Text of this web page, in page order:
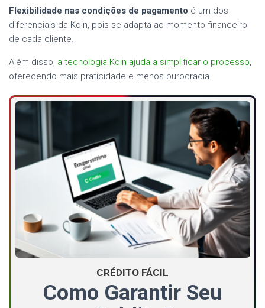
Flexibilidade nas condições de pagamento é um dos
diferenciais da Koin, pois se adapta ao momento financeiro
de cada cliente.
Além disso, a tecnologia Koin ajuda a simplificar o processo,
oferecendo mais praticidade e menos burocracia.
CRÉDITO FÁCIL
Como Garantir Seu